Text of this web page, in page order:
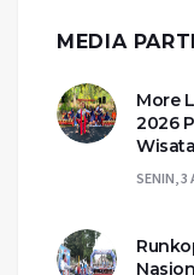
MEDIA
More
2026
SENIN, 3